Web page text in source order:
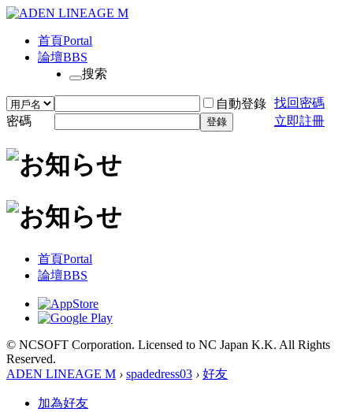
首頁Portal
論壇BBS
搜索
自動登錄 找回密碼
密碼
登錄 立即註冊
首頁Portal
論壇BBS
© NCSOFT Corporation. Licensed to NC Japan K.K. All Rights
Reserved.
ADEN LINEAGE M › spadedress03 › 好友
加為好友